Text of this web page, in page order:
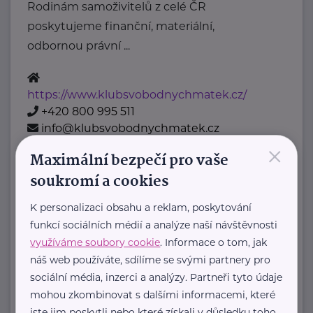
Rodinám samoživitelů z celé ČR
poskytujeme finanční, materiální,
odbornou právní ...
https://www.klubsvobodnychmatek.cz/
+420 800 995 511
info@klubsvobodnychmatek.cz
Oděvní banka z.s.
"Dáváme oblečení nový život,
pomáháme potřebným."
Oděvní banka je charitativní
organizace, která každoročně
poskytuje více ...
×
Maximální bezpečí pro vaše
soukromí a cookies
K personalizaci obsahu a reklam, poskytování
funkcí sociálních médií a analýze naší návštěvnosti
využíváme soubory cookie. Informace o tom, jak
náš web používáte, sdílíme se svými partnery pro
sociální média, inzerci a analýzy. Partneři tyto údaje
mohou zkombinovat s dalšími informacemi, které